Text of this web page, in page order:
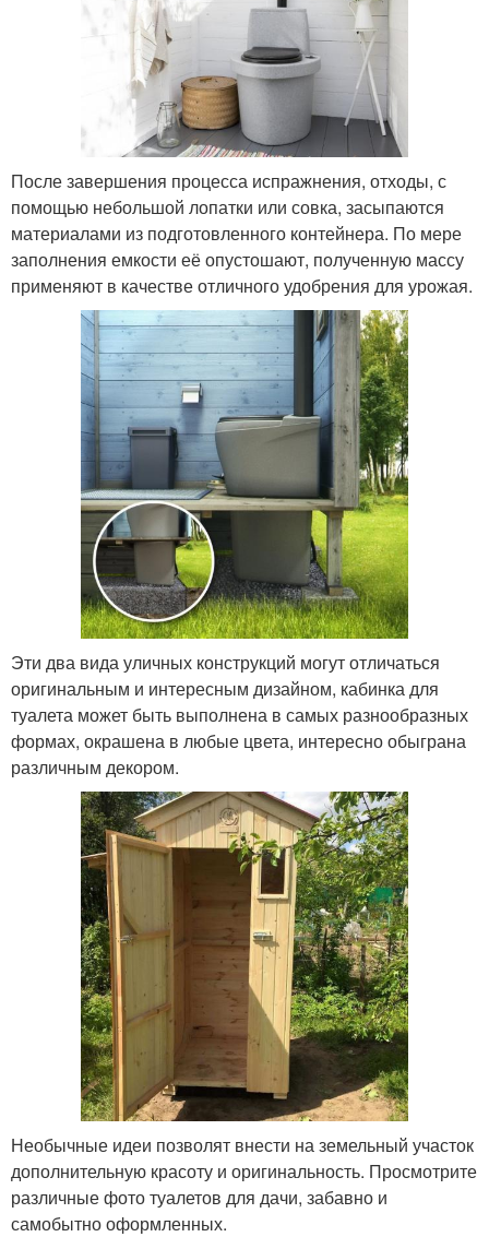
После завершения процесса испражнения, отходы, с
помощью небольшой лопатки или совка, засыпаются
материалами из подготовленного контейнера. По мере
заполнения емкости её опустошают, полученную массу
применяют в качестве отличного удобрения для урожая.
Эти два вида уличных конструкций могут отличаться
оригинальным и интересным дизайном, кабинка для
туалета может быть выполнена в самых разнообразных
формах, окрашена в любые цвета, интересно обыграна
различным декором.
Необычные идеи позволят внести на земельный участок
дополнительную красоту и оригинальность. Просмотрите
различные фото туалетов для дачи, забавно и
самобытно оформленных.